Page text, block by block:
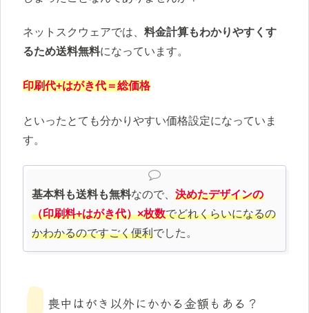
ネットスクウェアでは、 料金計算もわかりやすくす
るため送料無料になっています。
印刷代+はがき代＝総価格
といったとても分かりやすい価格設定になっていま
す。
基本料も送料も無料なので、 決めたデザインの
（印刷料+はがき代）×枚数でどれくらいになるの
かわかるのですごく便利でした。
喪中はがき以外にかかる金額もある？